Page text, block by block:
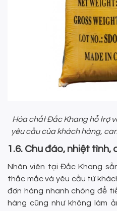
Hóa chất Đắc Khang hỗ trợ
yêu cầu của khách hàng,
1.6. Chu đáo, nhiệt tình,
Nhân viên tại Đắc Khang
thắc mắc và yêu cầu từ
đơn hàng nhanh chóng để
hàng cũng như không làm